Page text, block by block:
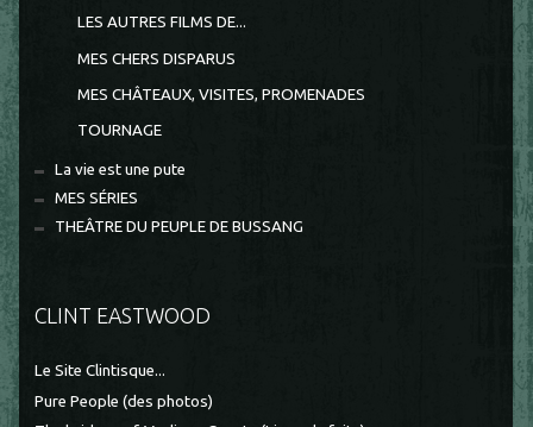
LES AUTRES FILMS DE...
MES CHERS DISPARUS
MES CHÂTEAUX, VISITES, PROMENADES
TOURNAGE
La vie est une pute
MES SÉRIES
THEÂTRE DU PEUPLE DE BUSSANG
CLINT EASTWOOD
Le Site Clintisque...
Pure People (des photos)